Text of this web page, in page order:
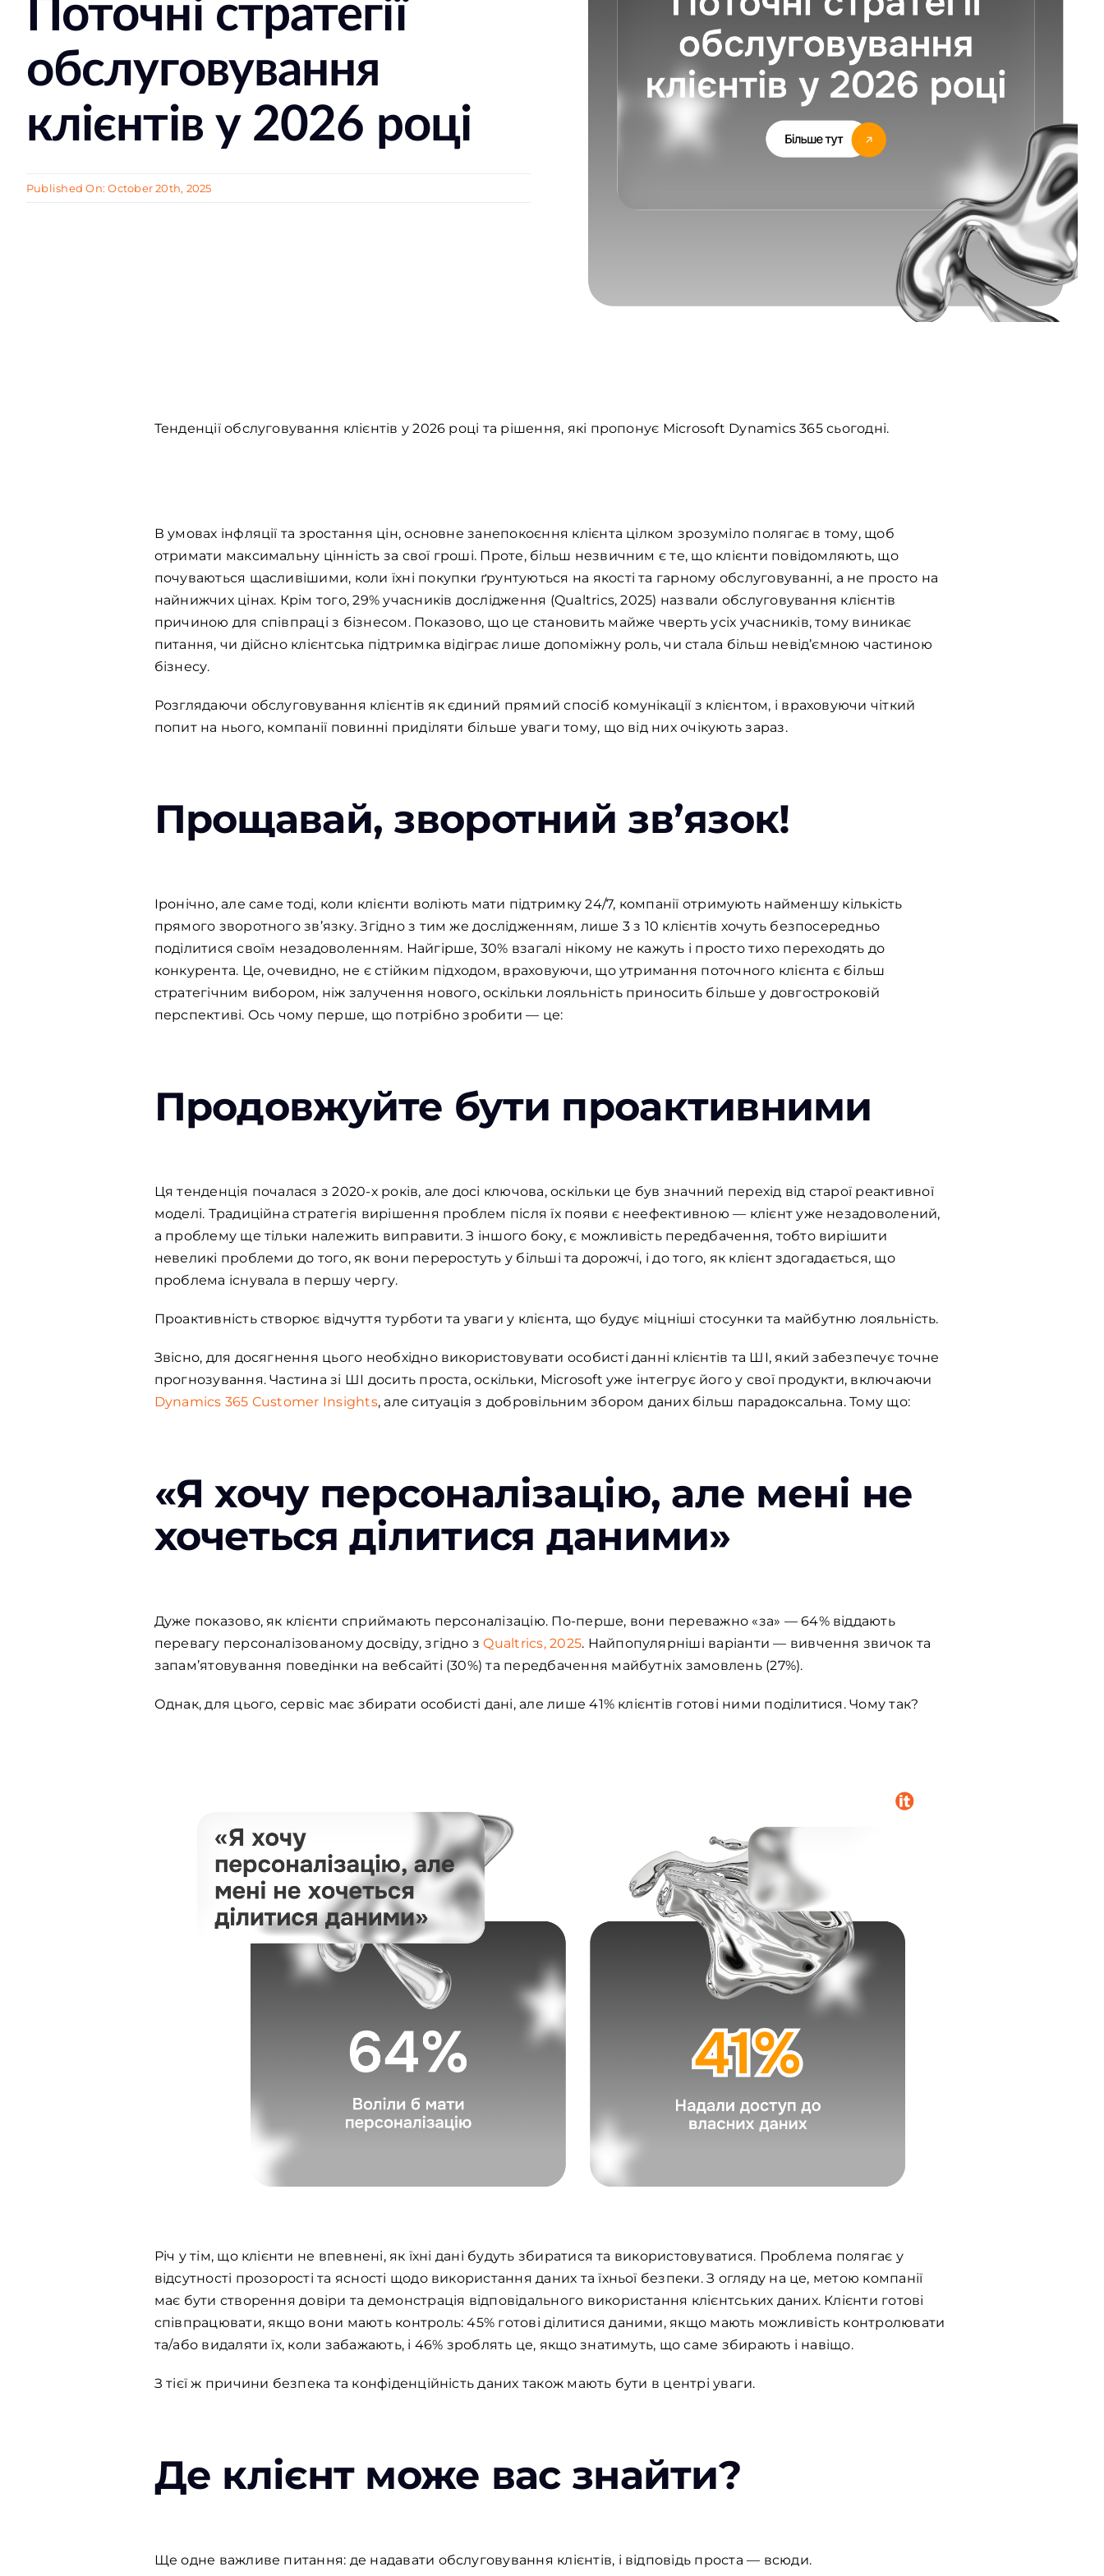
Поточні стратегії
обслуговування
клієнтів у 2026 році
Published On: October 20th, 2025
Тенденції обслуговування клієнтів у 2026 році та рішення, які пропонує Microsoft Dynamics 365 сьогодні.
В умовах інфляції та зростання цін, основне занепокоєння клієнта цілком зрозуміло полягає в тому, щоб
отримати максимальну цінність за свої гроші. Проте, більш незвичним є те, що клієнти повідомляють, що
почуваються щасливішими, коли їхні покупки ґрунтуються на якості та гарному обслуговуванні, а не просто на
найнижчих цінах. Крім того, 29% учасників дослідження (Qualtrics, 2025) назвали обслуговування клієнтів
причиною для співпраці з бізнесом. Показово, що це становить майже чверть усіх учасників, тому виникає
питання, чи дійсно клієнтська підтримка відіграє лише допоміжну роль, чи стала більш невід’ємною частиною
бізнесу.
Розглядаючи обслуговування клієнтів як єдиний прямий спосіб комунікації з клієнтом, і враховуючи чіткий
попит на нього, компанії повинні приділяти більше уваги тому, що від них очікують зараз.
Прощавай, зворотний зв’язок!
Іронічно, але саме тоді, коли клієнти воліють мати підтримку 24/7, компанії отримують найменшу кількість
прямого зворотного зв’язку. Згідно з тим же дослідженням, лише 3 з 10 клієнтів хочуть безпосередньо
поділитися своїм незадоволенням. Найгірше, 30% взагалі нікому не кажуть і просто тихо переходять до
конкурента. Це, очевидно, не є стійким підходом, враховуючи, що утримання поточного клієнта є більш
стратегічним вибором, ніж залучення нового, оскільки лояльність приносить більше у довгостроковій
перспективі. Ось чому перше, що потрібно зробити — це:
Продовжуйте бути проактивними
Ця тенденція почалася з 2020-х років, але досі ключова, оскільки це був значний перехід від старої реактивної
моделі. Традиційна стратегія вирішення проблем після їх появи є неефективною — клієнт уже незадоволений,
а проблему ще тільки належить виправити. З іншого боку, є можливість передбачення, тобто вирішити
невеликі проблеми до того, як вони переростуть у більші та дорожчі, і до того, як клієнт здогадається, що
проблема існувала в першу чергу.
Проактивність створює відчуття турботи та уваги у клієнта, що будує міцніші стосунки та майбутню лояльність.
Звісно, для досягнення цього необхідно використовувати особисті данні клієнтів та ШІ, який забезпечує точне
прогнозування. Частина зі ШІ досить проста, оскільки, Microsoft уже інтегрує його у свої продукти, включаючи
Dynamics 365 Customer Insights, але ситуація з добровільним збором даних більш парадоксальна. Тому що:
«Я хочу персоналізацію, але мені не
хочеться ділитися даними»
Дуже показово, як клієнти сприймають персоналізацію. По-перше, вони переважно «за» — 64% віддають
перевагу персоналізованому досвіду, згідно зQualtrics, 2025. Найпопулярніші варіанти — вивчення звичок та
запам’ятовування поведінки на вебсайті (30%) та передбачення майбутніх замовлень (27%).
Однак, для цього, сервіс має збирати особисті дані, але лише 41% клієнтів готові ними поділитися. Чому так?
Річ у тім, що клієнти не впевнені, як їхні дані будуть збиратися та використовуватися. Проблема полягає у
відсутності прозорості та ясності щодо використання даних та їхньої безпеки. З огляду на це, метою компанії
має бути створення довіри та демонстрація відповідального використання клієнтських даних. Клієнти готові
співпрацювати, якщо вони мають контроль: 45% готові ділитися даними, якщо мають можливість контролювати
та/або видаляти їх, коли забажають, і 46% зроблять це, якщо знатимуть, що саме збирають і навіщо.
З тієї ж причини безпека та конфіденційність даних також мають бути в центрі уваги.
Де клієнт може вас знайти?
Ще одне важливе питання: де надавати обслуговування клієнтів, і відповідь проста — всюди.